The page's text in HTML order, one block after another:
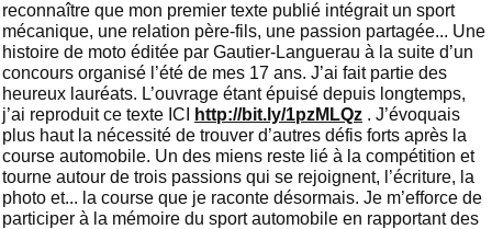
reconnaître que mon premier texte publié intégrait un sport
mécanique, une relation père-fils, une passion partagée... Une
histoire de moto éditée par Gautier-Languerau à la suite d’un
concours organisé l’été de mes 17 ans. J’ai fait partie des
heureux lauréats. L’ouvrage étant épuisé depuis longtemps,
j’ai reproduit ce texte ICI
http://bit.ly/1pzMLQz . J’évoquais
plus haut la nécessité de trouver d’autres défis forts après la
course automobile. Un des miens reste lié à la compétition et
tourne autour de trois passions qui se rejoignent, l’écriture, la
photo et... la course que je raconte désormais. Je m’efforce de
participer à la mémoire du sport automobile en rapportant des